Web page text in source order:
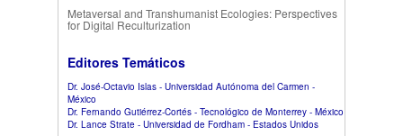
Metaversal and Transhumanist Ecologies: Perspectives
for Digital Reculturization
Editores Temáticos
Dr. José-Octavio Islas - Universidad Autónoma del Carmen -
México
Dr. Fernando Gutiérrez-Cortés - Tecnológico de Monterrey - México
Dr. Lance Strate - Universidad de Fordham - Estados Unidos